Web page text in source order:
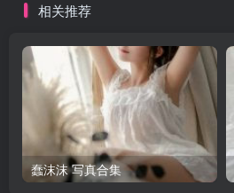
相关推荐
蠢沫沫 写真合集